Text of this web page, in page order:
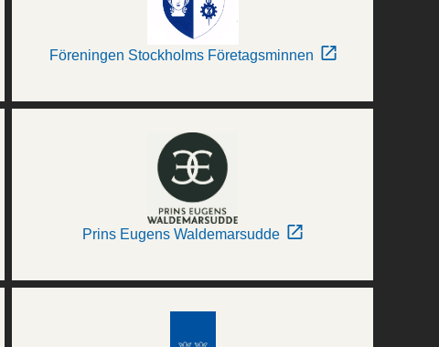
Föreningen Stockholms Företagsminnen
Prins Eugens Waldemarsudde